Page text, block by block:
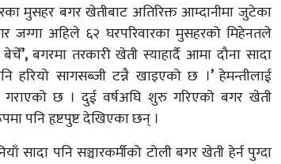
मुसहर बगर खेतीबाट अतिरिक्त आम्दानीमा जुटेका
जग्गा अहिले ६२ घरपरिवारका मुसहरको मिहेनतले
बेचेँ’, बगरमा तरकारी खेती स्याहार्दै आमा दौना सादा
हरियो सागसब्जी टन्नै खाइएको छ ।’हेमन्तीलाई
छ । दुई वर्षअघि शुरु गरिएको बगर खेती
पनि हृष्टपुष्ट देखिएका छन् ।
सादा पनि सञ्चारकर्मीको टोली बगर खेती हेर्न पुग्दा